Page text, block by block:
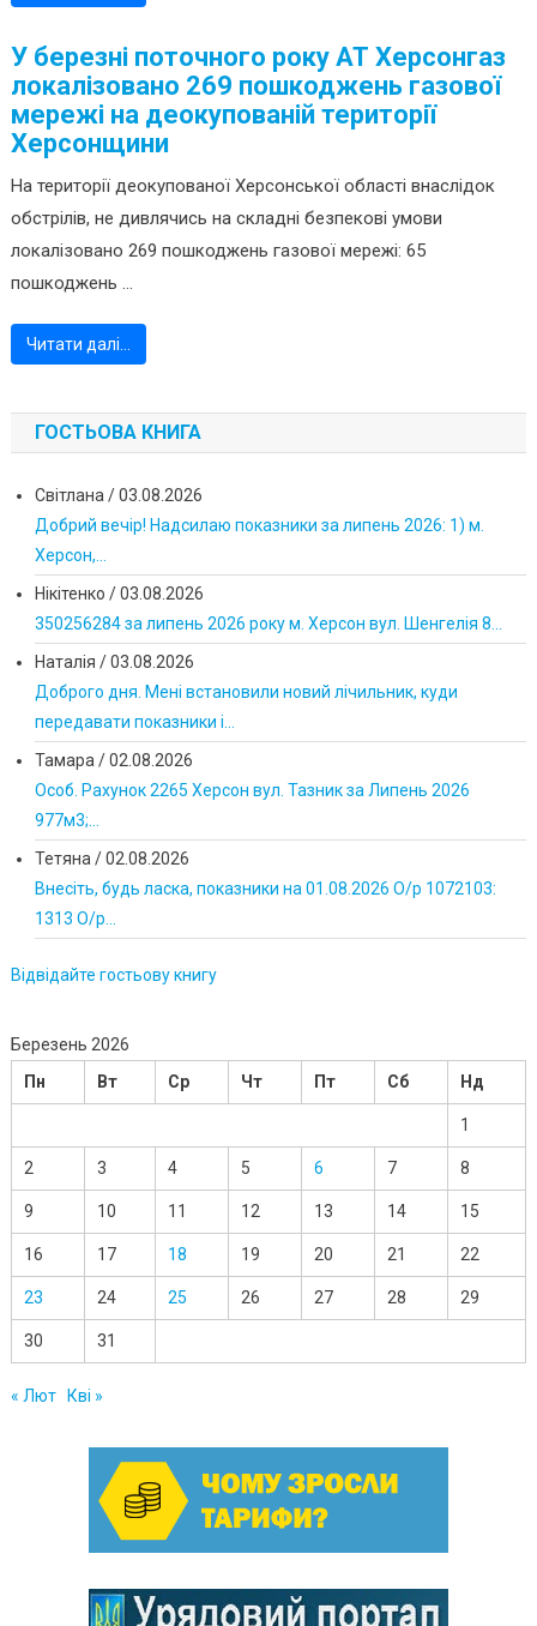
У березні поточного року АТ Херсонгаз
локалізовано 269 пошкоджень газової
мережі на деокупованій території
Херсонщини
На території деокупованої Херсонської області внаслідок
обстрілів, не дивлячись на складні безпекові умови
локалізовано 269 пошкоджень газової мережі: 65
пошкоджень ...
Читати далі…
ГОСТЬОВА КНИГА
Світлана /03.08.2026
Добрий вечір! Надсилаю показники за липень 2026: 1) м.
Херсон,...
Нікітенко /03.08.2026
350256284 за липень 2026 року м. Херсон вул. Шенгелія 8...
Наталія /03.08.2026
Доброго дня. Мені встановили новий лічильник, куди
передавати показники і...
Тамара /02.08.2026
Особ. Рахунок 2265 Херсон вул. Тазник за Липень 2026
977м3;...
Тетяна /02.08.2026
Внесіть, будь ласка, показники на 01.08.2026 О/р 1072103:
1313 О/р...
Відвідайте гостьову книгу
Березень 2026
Пн
Вт Ср Чт Пт Сб Нд
1
2 3 4 5 6 7 8
9 10 11 12 13 14 15
16 17 18 19 20 21 22
23 24 25 26 27 28 29
30 31
« Лют Кві »